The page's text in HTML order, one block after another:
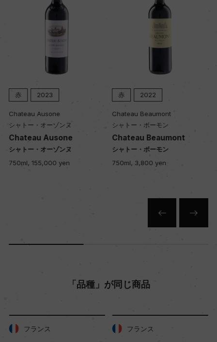
赤 2023
Chateau Ausone
シャトー・オーゾンヌ
Chateau Ausone
シャトー・オーゾンヌ
750ml, 155,000 yen
赤 2022
Chateau Beaumont
シャトー・ボーモン
Chateau Beaumont
シャトー・ボーモン
750ml, 3,800 yen
「品種」が同じ商品
フランス フランス